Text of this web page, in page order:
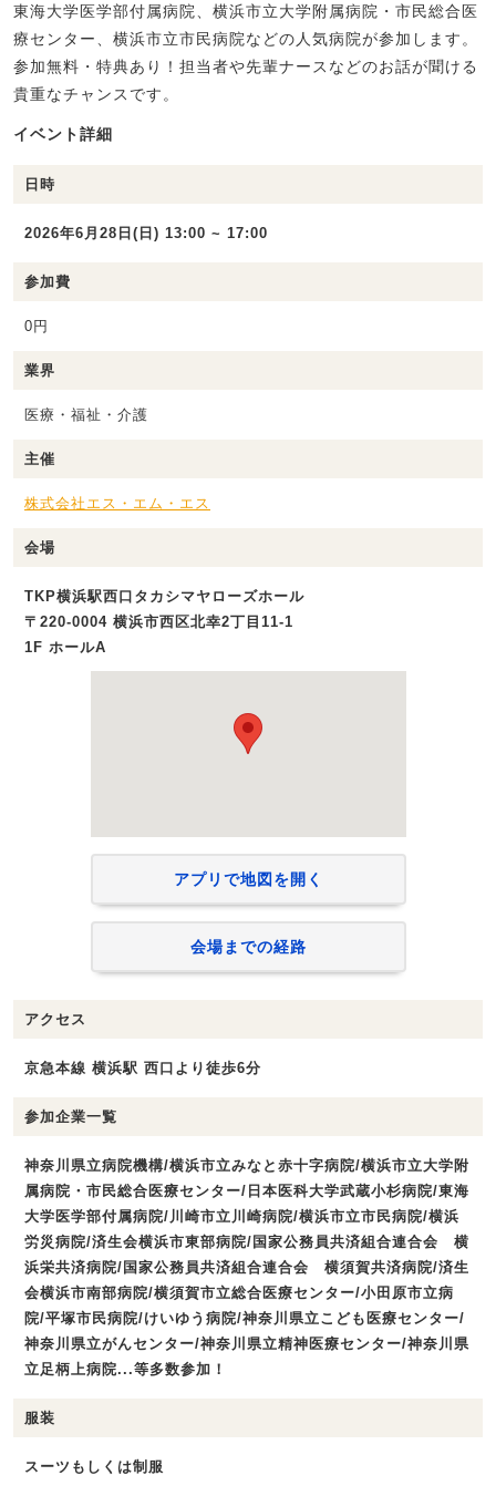
東海大学医学部付属病院、横浜市立大学附属病院・市民総合医
療センター、横浜市立市民病院などの人気病院が参加します。
参加無料・特典あり！担当者や先輩ナースなどのお話が聞ける
貴重なチャンスです。
イベント詳細
日時
2026年6月28日(日) 13:00 ~ 17:00
参加費
0円
業界
医療・福祉・介護
主催
株式会社エス・エム・エス
会場
TKP横浜駅西口タカシマヤローズホール
〒220-0004 横浜市西区北幸2丁目11-1
1F ホールA
アプリで地図を開く
会場までの経路
アクセス
京急本線 横浜駅 西口より徒歩6分
参加企業一覧
神奈川県立病院機構/横浜市立みなと赤十字病院/横浜市立大学附
属病院・市民総合医療センター/日本医科大学武蔵小杉病院/東海
大学医学部付属病院/川崎市立川崎病院/横浜市立市民病院/横浜
労災病院/済生会横浜市東部病院/国家公務員共済組合連合会 横
浜栄共済病院/国家公務員共済組合連合会 横須賀共済病院/済生
会横浜市南部病院/横須賀市立総合医療センター/小田原市立病
院/平塚市民病院/けいゆう病院/神奈川県立こども医療センター/
神奈川県立がんセンター/神奈川県立精神医療センター/神奈川県
立足柄上病院...等多数参加！
服装
スーツもしくは制服